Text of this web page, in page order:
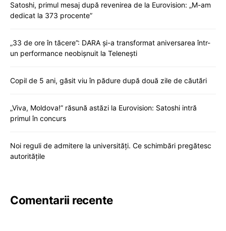
Satoshi, primul mesaj după revenirea de la Eurovision: „M-am
dedicat la 373 procente”
„33 de ore în tăcere”: DARA și-a transformat aniversarea într-
un performance neobișnuit la Telenești
Copil de 5 ani, găsit viu în pădure după două zile de căutări
„Viva, Moldova!” răsună astăzi la Eurovision: Satoshi intră
primul în concurs
Noi reguli de admitere la universități. Ce schimbări pregătesc
autoritățile
Comentarii recente